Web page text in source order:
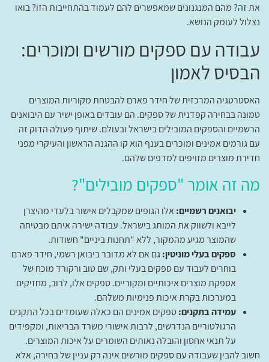
את זה? מהם המנגנונים שמאפשרים להם לעמוד בהתחייבות הזו? בואו
נצלול לעומק הנושא.
עבודה עם ספקים מורשים ומוכרים:
הבסיס לאמון
האסטרטגיה המרכזית של חידר פארם להבטחת מקוריות המוצרים
טמונה בבחירה קפדנית של ספקים. הם עובדים באופן ישיר עם היבואנים
הרשמיים והספקים המובילים בישראל ובעולם. שיתוף פעולה הדוק זה
עם גורמים אמינים ומוכרים בענף הוא קו ההגנה הראשון והעיקרי מפני
חדירת מוצרים מזויפים למדפים שלהם.
מה זה אומר "ספקים מובילים"?
יבואנים רשמיים: אלו הגופים שמקבלים אישור בלעדי מהיצרן
לייבא ולשווק את המותג בישראל. עבודה ישירה איתם מבטיחה
שהמוצר מגיע מהמקור, ללא "תחנות ביניים" חשודות.
ספקים בעלי מוניטין:גם אם לא מדובר ביבואן רשמי, חידר פארם
בוחרים לעבוד עם ספקים בעלי ותק, שם טוב ורקורד מוכח של
אספקת מוצרים איכותיים ומקוריים. ספקים אלו, לרוב, מחזיקים
במערכות בקרת איכות פנימיות משלהם.
עמידה בתקנים:ספקים אמינים הם כאלה שעומדים בכל התקנים
הרגולטוריים הנדרשים, לרבות אישורי משרד הבריאות, ומקפידים
על תנאי אחסון והובלה נאותים השומרים על איכות המוצרים.
חשוב להבין שעבודה עם ספקים מורשים אינה רק עניין של בחירה, אלא